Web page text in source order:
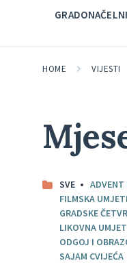
HOME VIJESTI
SVE ADVENT
FILMSKA
GRADSKE
LIKOVNA
ODGOJ I
SAJAM CVIJEĆA